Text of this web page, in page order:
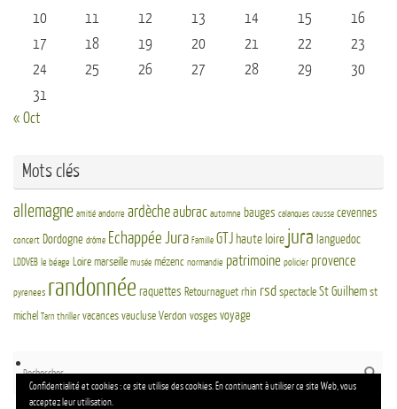
10
11 12 13 14 15
16
17
18 19 20 21 22
23
24
25 26 27 28 29
30
31
« Oct
Mots clés
allemagne amitié andorre ardècheaubrac automne bauges calanques causse cevennes
concert Dordogne drôme Echappée Jura Famille GTJ haute loire jura languedoc
LDDVEB le béage Loire marseille musée mézenc normandie patrimoine policier provence
pyrenees randonnée raquettes Retournaguet rhin rsd spectacle St Guilhem st
michel Tarn thriller vacances vaucluse Verdon vosges voyage
Confidentialité et cookies : ce site utilise des cookies. En continuant à utiliser ce site Web, vous
acceptez leur utilisation.